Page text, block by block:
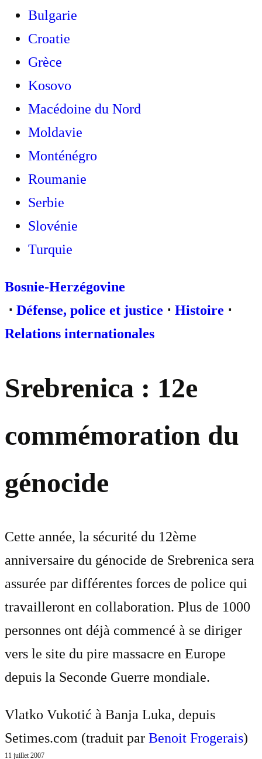
Bulgarie
Croatie
Grèce
Kosovo
Macédoine du Nord
Moldavie
Monténégro
Roumanie
Serbie
Slovénie
Turquie
Bosnie-Herzégovine
⋅ Défense, police et justice ⋅ Histoire ⋅
Relations internationales
Srebrenica : 12e
commémoration du
génocide
Cette année, la sécurité du 12ème
anniversaire du génocide de Srebrenica sera
assurée par différentes forces de police qui
travailleront en collaboration. Plus de 1000
personnes ont déjà commencé à se diriger
vers le site du pire massacre en Europe
depuis la Seconde Guerre mondiale.
Vlatko Vukotić à Banja Luka, depuis
Setimes.com (traduit par Benoit Frogerais)
11 juillet 2007